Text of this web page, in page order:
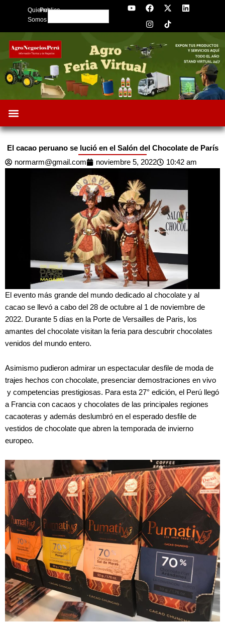
Quienes
Somos
Publica
Search
Y
o
b
e
F
a
c
e
o
o
k
X
-
t
w
t
L
i
d
n
I
n
s
t
g
r
a
El cacao peruano se lució en el Salón del Chocolate de París
normarm@gmail.com
noviembre 5, 2022 10:42 am
El evento más grande del mundo dedicado al chocolate y al
cacao se llevó a cabo del 28 de octubre al 1 de noviembre de
2022. Durante 5 días en la Porte de Versailles de Paris, los
amantes del chocolate visitan la feria para descubrir chocolates
venidos del mundo entero.
Asimismo pudieron admirar un espectacular desfile de moda de
trajes hechos con chocolate, presenciar demostraciones en vivo
y competencias prestigiosas. Para esta 27° edición, el Perú llegó
a Francia con cacaos y chocolates de las principales regiones
cacaoteras y además deslumbró en el esperado desfile de
vestidos de chocolate que abren la temporada de invierno
europeo.